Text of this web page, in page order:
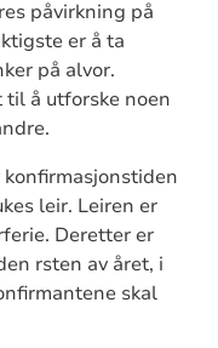
påvirkning på
er å ta
på alvor.
å utforske noen
leir. Leiren er
Deretter er
rsten av året, i
skal